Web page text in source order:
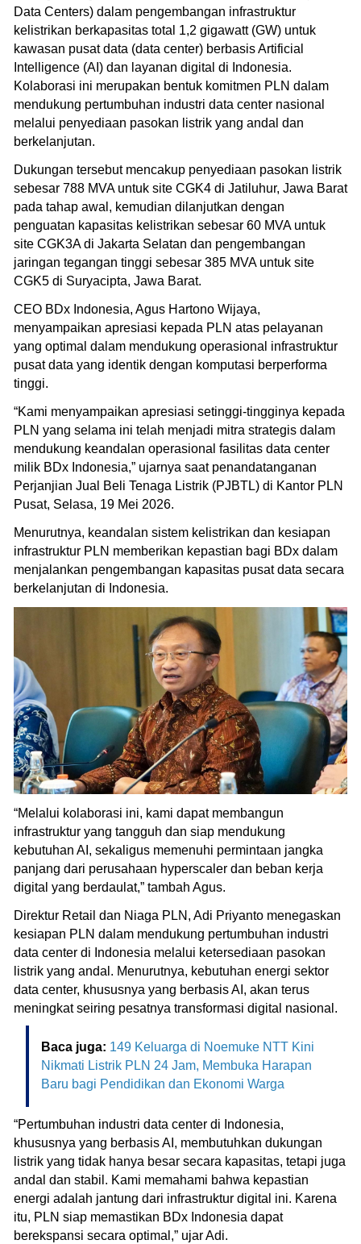
Data Centers) dalam pengembangan infrastruktur
kelistrikan berkapasitas total 1,2 gigawatt (GW) untuk
kawasan pusat data (data center) berbasis Artificial
Intelligence (AI) dan layanan digital di Indonesia.
Kolaborasi ini merupakan bentuk komitmen PLN dalam
mendukung pertumbuhan industri data center nasional
melalui penyediaan pasokan listrik yang andal dan
berkelanjutan.
Dukungan tersebut mencakup penyediaan pasokan listrik
sebesar 788 MVA untuk site CGK4 di Jatiluhur, Jawa Barat
pada tahap awal, kemudian dilanjutkan dengan
penguatan kapasitas kelistrikan sebesar 60 MVA untuk
site CGK3A di Jakarta Selatan dan pengembangan
jaringan tegangan tinggi sebesar 385 MVA untuk site
CGK5 di Suryacipta, Jawa Barat.
CEO BDx Indonesia, Agus Hartono Wijaya,
menyampaikan apresiasi kepada PLN atas pelayanan
yang optimal dalam mendukung operasional infrastruktur
pusat data yang identik dengan komputasi berperforma
tinggi.
“Kami menyampaikan apresiasi setinggi-tingginya kepada
PLN yang selama ini telah menjadi mitra strategis dalam
mendukung keandalan operasional fasilitas data center
milik BDx Indonesia,” ujarnya saat penandatanganan
Perjanjian Jual Beli Tenaga Listrik (PJBTL) di Kantor PLN
Pusat, Selasa, 19 Mei 2026.
Menurutnya, keandalan sistem kelistrikan dan kesiapan
infrastruktur PLN memberikan kepastian bagi BDx dalam
menjalankan pengembangan kapasitas pusat data secara
berkelanjutan di Indonesia.
“Melalui kolaborasi ini, kami dapat membangun
infrastruktur yang tangguh dan siap mendukung
kebutuhan AI, sekaligus memenuhi permintaan jangka
panjang dari perusahaan hyperscaler dan beban kerja
digital yang berdaulat,” tambah Agus.
Direktur Retail dan Niaga PLN, Adi Priyanto menegaskan
kesiapan PLN dalam mendukung pertumbuhan industri
data center di Indonesia melalui ketersediaan pasokan
listrik yang andal. Menurutnya, kebutuhan energi sektor
data center, khususnya yang berbasis AI, akan terus
meningkat seiring pesatnya transformasi digital nasional.
Baca juga: 149 Keluarga di Noemuke NTT Kini
Nikmati Listrik PLN 24 Jam, Membuka Harapan
Baru bagi Pendidikan dan Ekonomi Warga
“Pertumbuhan industri data center di Indonesia,
khususnya yang berbasis AI, membutuhkan dukungan
listrik yang tidak hanya besar secara kapasitas, tetapi juga
andal dan stabil. Kami memahami bahwa kepastian
energi adalah jantung dari infrastruktur digital ini. Karena
itu, PLN siap memastikan BDx Indonesia dapat
berekspansi secara optimal,” ujar Adi.